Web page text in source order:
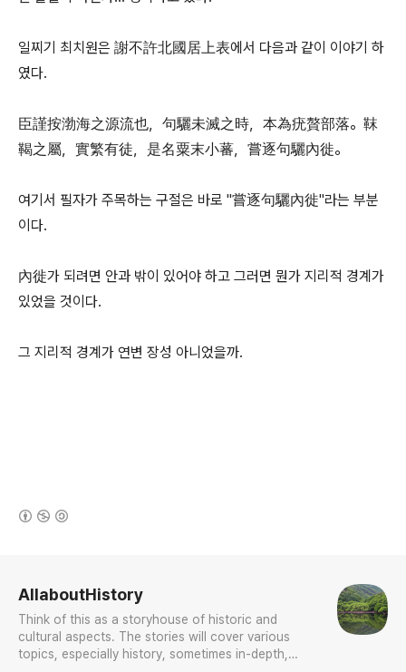
일찌기 최치원은 謝不許北國居上表에서 다음과 같이 이야기 하
였다.
臣謹按渤海之源流也，句驪未滅之時，本為疣贅部落。靺
鞨之屬，實繁有徒，是名粟末小蕃，嘗逐句驪內徙。
여기서 필자가 주목하는 구절은 바로 "嘗逐句驪內徙"라는 부분
이다.
內徙가 되려면 안과 밖이 있어야 하고 그러면 뭔가 지리적 경계가
있었을 것이다.
그 지리적 경계가 연변 장성 아니었을까.
AllaboutHistory
Think of this as a storyhouse of historic and
cultural aspects. The stories will cover various
topics, especially history, sometimes in-depth,